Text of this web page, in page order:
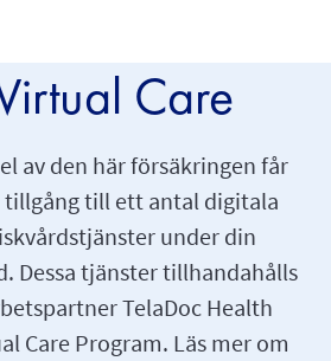
Care
av den här försäkringen får
tillgång till ett antal digitala
under din
Dessa tjänster tillhandahålls
TelaDoc Health
Care Program. Läs mer om